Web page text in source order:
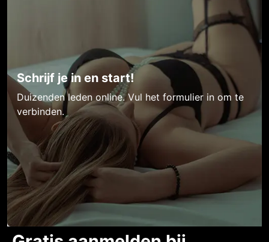
Schrijf je in en start!
Duizenden leden online. Vul het formulier in om te
verbinden.